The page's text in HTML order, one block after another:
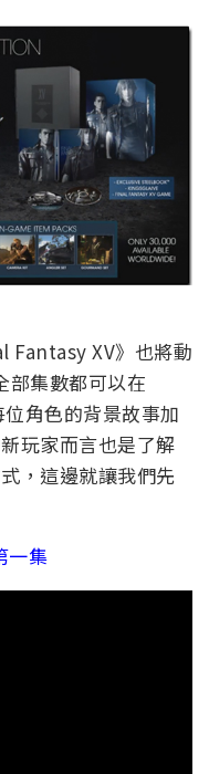
Fantasy XV》也將動
部集數都可以在
角色的背景故事加
玩家而言也是了解
，這邊就讓我們先
一集